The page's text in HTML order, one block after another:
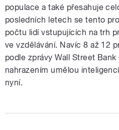
populace a také přesahuje
posledních letech se tento
počtu lidí vstupujících na trh
ve vzdělávání. Navíc 8 až 12
podle zprávy Wall Street
nahrazením umělou
nyní.